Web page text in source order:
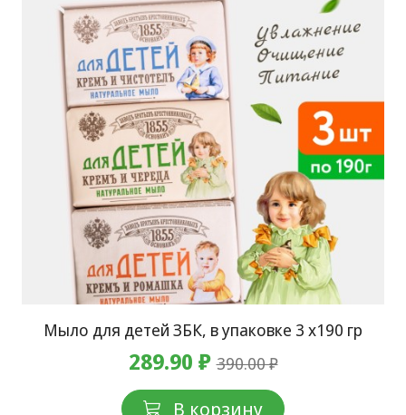
Мыло для детей ЗБК, в упаковке 3 х190 гр
289.90 ₽390.00 ₽
В корзину